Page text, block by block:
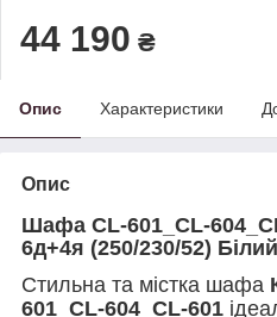
44 190 ₴
Опис Характеристики
Опис
Шафа CL-601_CL-
6д+4я (250/230/52)
Стильна та містка шафа
601_CL-604_ CL-601